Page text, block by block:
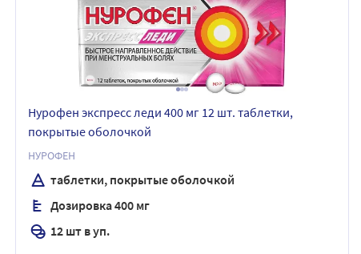
Нурофен экспресс леди 400 мг 12 шт. таблетки,
покрытые оболочкой
НУРОФЕН
таблетки, покрытые оболочкой
Дозировка 400 мг
12 шт в уп.